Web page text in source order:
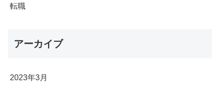
転職
アーカイブ
2023年3月